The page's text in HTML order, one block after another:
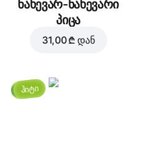
ნახევარ-ნახევარი
პიცა
31,00 ₾ დან
ჰიტი